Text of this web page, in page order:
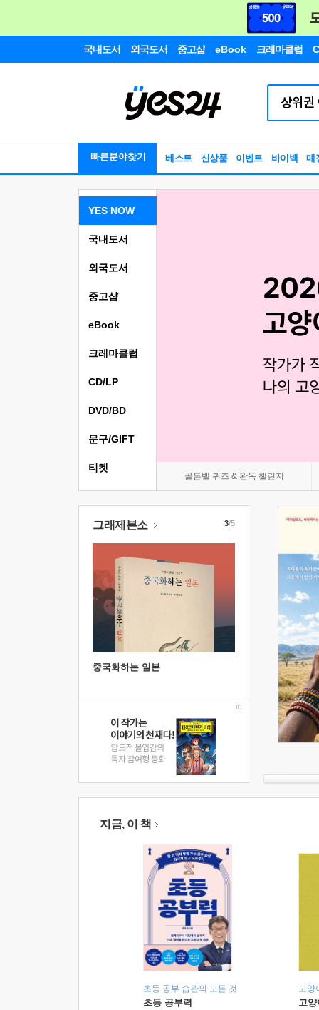
국내도서 외국도서 중고샵 eBook 크레마클럽
빠른분야찾기 베스트 신상품 이벤트 바이백 매
YES NOW
골든벨 퀴즈 & 완독 챌린지
국내도서
외국도서
중고샵
eBook
크레마클럽
CD/LP
DVD/BD
문구/GIFT
티켓
그래제본소
중국화하는 일본
3/5
지금, 이 책
초등 공부 습관의 모든 것
초등 공부력
고양
고